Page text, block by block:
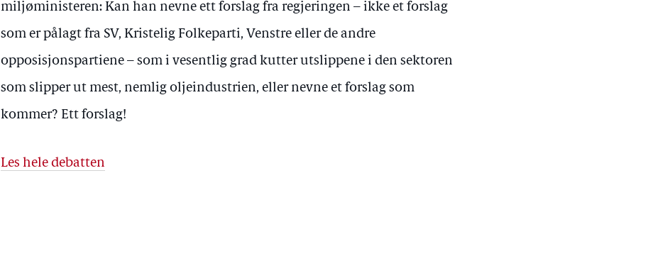
miljøministeren: Kan han nevne ett forslag fra regjeringen – ikke et forslag
som er pålagt fra SV, Kristelig Folkeparti, Venstre eller de andre
opposisjonspartiene – som i vesentlig grad kutter utslippene i den sektoren
som slipper ut mest, nemlig oljeindustrien, eller nevne et forslag som
kommer? Ett forslag!
Les hele debatten